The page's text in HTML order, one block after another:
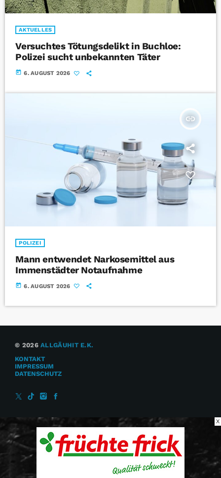
AKTUELLES
Versuchtes Tötungsdelikt in Buchloe:
Polizei sucht unbekannten Täter
today 6. AUGUST 2026
insert_link
POLIZEI
Mann entwendet Narkosemittel aus
Immenstädter Notaufnahme
today 6. AUGUST 2026
© 2026ALLGÄUHIT E.K.
KONTAKT
IMPRESSUM
DATENSCHUTZ
X